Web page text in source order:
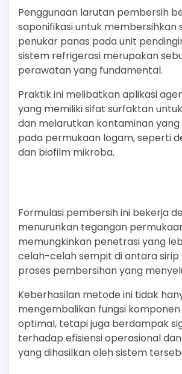
Penggunaan larutan pembersih
saponifikasi untuk membersihkan
penukar panas pada unit
sistem refrigerasi merupakan
perawatan yang fundamental.
Praktik ini melibatkan aplikasi
yang memiliki sifat surfaktan
dan melarutkan kontaminan
pada permukaan logam, seperti
dan biofilm mikroba.
Formulasi pembersih ini bekerja
menurunkan tegangan
memungkinkan penetrasi yang
celah-celah sempit di antara sirip
proses pembersihan yang
Keberhasilan metode ini tidak
mengembalikan fungsi komponen
optimal, tetapi juga berdampak
terhadap efisiensi operasional
yang dihasilkan oleh sistem